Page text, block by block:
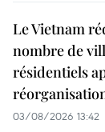
Le Vietnam
nombre de
résidentiels
03/08/2026 13:42